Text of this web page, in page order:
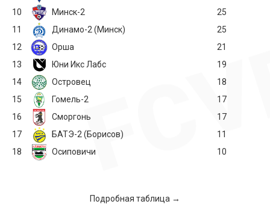
10
Минск-2
25
11
Динамо-2 (Минск)
25
12
Орша
21
13
Юни Икс Лабс
19
14
Островец
18
15
Гомель-2
17
16
Сморгонь
17
17
БАТЭ-2 (Борисов)
11
18
Осиповичи 10
Подробная таблица →